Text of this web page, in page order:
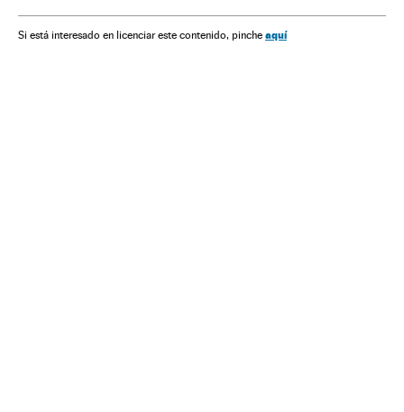
Europa
Medicina Problemas sociais Saúde Sociedade
Si está interesado en licenciar este contenido, pinche aquí